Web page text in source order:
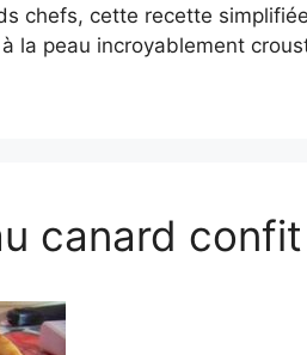
chefs, cette recette
la peau incroyablement
canard confit